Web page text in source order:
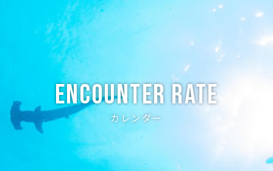
Encounter Rate
カレンダー